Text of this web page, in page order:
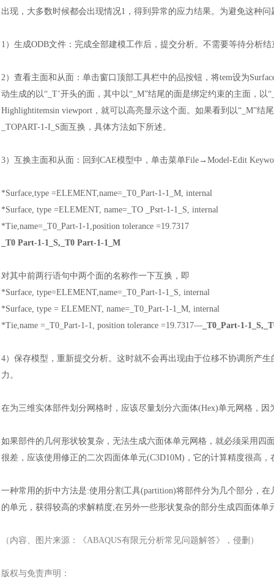
出现，大多数时候都会出现情况1，得到异常的应力结果。为避免这种
1） 生成ODB文件 ： 完成全部建模工作后，提交分析。不需要等待分析
2） 查看主面和从面 ： 单击窗口顶部工具栏中的品按钮，将tem设为
动生成的以“_T’开头的面，其中以“_M”结尾的面是绑定约束的主面，
Highlightitemsin viewport，就可以高亮显示这个面。如果看到以“_M”结
_TOPART-1-I_S面互换，具体方法如下所述。
3） 互换主面和从面 ： 回到 CAE模型中，单击菜单File→Model-Edit
*Surface,type =ELEMENT,name=_T0_Part-1-1_M, internal
*Surface, type =ELEMENT, name=_TO _Psrt-1-1_S, internal
*Tie,name=_T0_Part-1-1,position tolerance =19.7317
T0 Part-1-1_S,_T0 Part-1-1_M
对其中前两行语句中两个面的名称作一下互换，即
*Surface, type=ELEMENT,name=_T0_Part-1-1_S, internal
*Surface, type = ELEMENT, name=_T0_Part-1-1_M, internal
*Tie,name =_T0_Part-1-1, position tolerance =19.7317— T0_Part-1-
4） 保存模型，重新提交分析。这时就不会再出现由于位移不协调所产生
力。
在为三维实体部件划分网格时，应该尽量划分六面体(Hex)单元网格，因
如果部件的几何形状较复杂，无法生成六面体单元网格，就必须采用四
很差，应该使用修正的二次四面体单元(C3D10M)，它的计算精度很高
一种常用的折中方法是:使用分割工具(partition)将部件分为几个部分，
的单元，获得较高的求解精度;在另外一些形状复杂的部分生成四面体
（内容、图片来源：《ABAQUS有限元分析常见问题解答》，侵删）
版权与免责声明：
汽车交通 风能电源